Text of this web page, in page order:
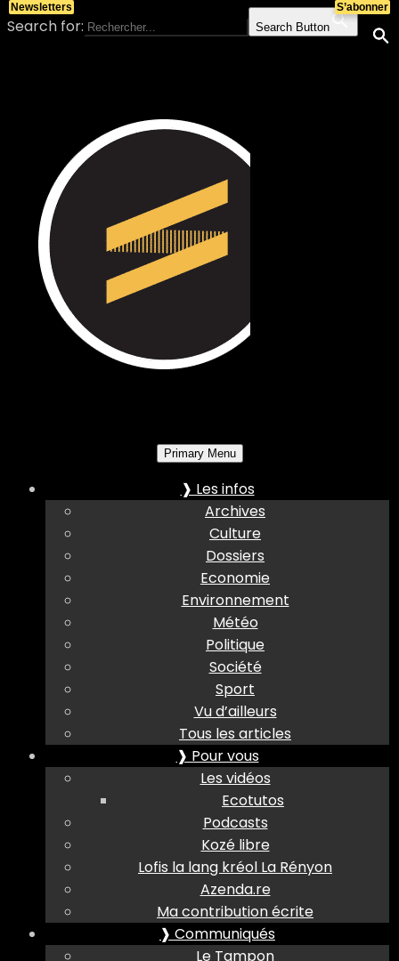
Search for: Search Button
Primary Menu
❱ Les infos
Archives
Culture
Dossiers
Economie
Environnement
Météo
Politique
Société
Sport
Vu d’ailleurs
Tous les articles
❱ Pour vous
Les vidéos
Ecotutos
Podcasts
Kozé libre
Lofis la lang kréol La Rényon
Azenda.re
Ma contribution écrite
❱ Communiqués
Le Tampon
S’abonner
Newsletters